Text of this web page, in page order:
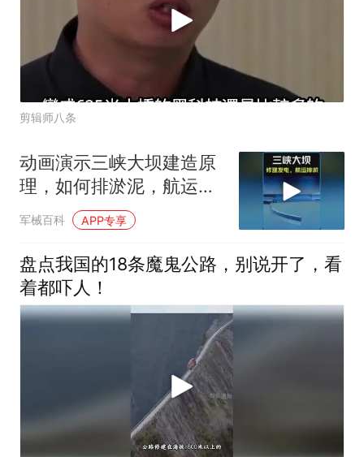
剪辑师八条
动画演示三峡大坝建造原
理，如何排淤泥，航运，
发电？ #科普知识
军械百科 APP专享
盘点我国的18条魔鬼公路，别说开了，看
着都吓人！